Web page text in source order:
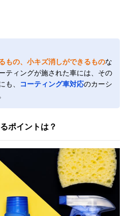
もの、小キズ消しができるものな
ティングが施された車には、その
も、
コーティング車対応のカーシ
ポイントは？